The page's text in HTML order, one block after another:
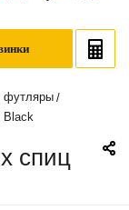
футляры/
Black
спиц